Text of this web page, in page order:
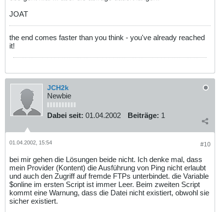
JOAT
the end comes faster than you think - you've already reached
it!
JCH2k
Newbie
Dabei seit: 01.04.2002 Beiträge: 1
#10
01.04.2002, 15:54
bei mir gehen die Lösungen beide nicht. Ich denke mal, dass
mein Provider (Kontent) die Ausführung von Ping nicht erlaubt
und auch den Zugriff auf fremde FTPs unterbindet. die Variable
$online im ersten Script ist immer Leer. Beim zweiten Script
kommt eine Warnung, dass die Datei nicht existiert, obwohl sie
sicher existiert.